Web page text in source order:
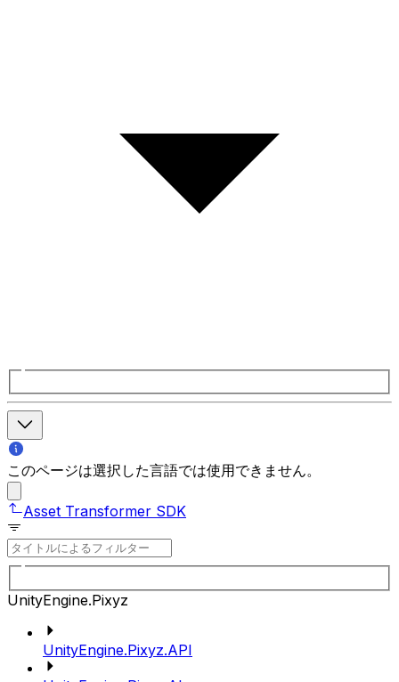
このページは選択した言語では使用できません。
Asset Transformer SDK
UnityEngine.Pixyz
UnityEngine.Pixyz.API